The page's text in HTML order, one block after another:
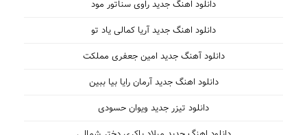
دانلود اهنگ جدید راوی سناتور مود
دانلود اهنگ جدید آریا کمالی یاد تو
دانلود آهنگ جدید امین جعفری مملکت
دانلود اهنگ جدید آرمان رایا بیا ببین
دانلود تیزر جدید ویوان حسودی